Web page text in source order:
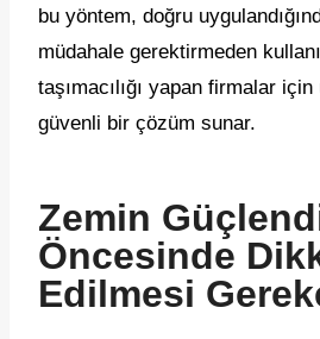
bu yöntem, doğru
müdahale gerektirmeden
taşımacılığı yapan firmalar
güvenli bir çözüm sunar.
Zemin
Öncesinde
Edilmesi